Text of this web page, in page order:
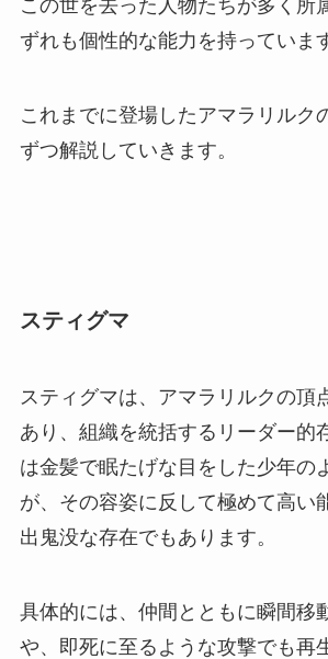
この世を去った人物たちが多く所
ずれも個性的な能力を持っていま
これまでに登場したアマラリルク
ずつ解説していきます。
スティグマ
スティグマは、アマラリルクの頂
あり、組織を統括するリーダー的
は金髪で眠たげな目をした少年の
が、その容姿に反して極めて高い
出鬼没な存在でもあります。
具体的には、仲間とともに瞬間移
や、即死に至るような攻撃でも再